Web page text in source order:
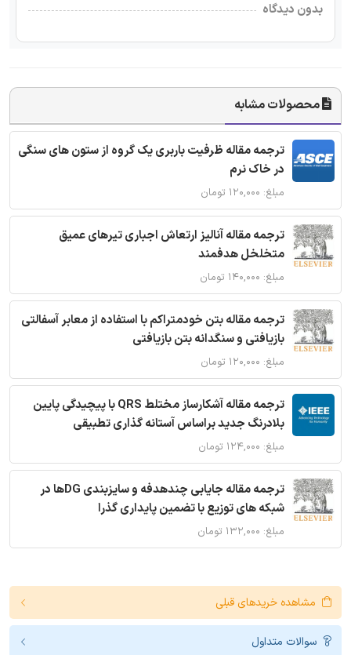
بدون دیدگاه
محصولات مشابه
ترجمه مقاله ظرفیت باربری یک گروه از ستون های سنگی
در خاک نرم
مبلغ: ۱۲۰,۰۰۰ تومان
ترجمه مقاله آنالیز ارتعاش اجباری تیرهای عمیق
متخلخل هدفمند
مبلغ: ۱۴۰,۰۰۰ تومان
ترجمه مقاله بتن خودمتراکم با استفاده از معابر آسفالتی
بازیافتی و سنگدانه بتن بازیافتی
مبلغ: ۱۲۰,۰۰۰ تومان
ترجمه مقاله آشکارساز مختلط QRS با پیچیدگی پایین
بلادرنگ جدید براساس آستانه گذاری تطبیقی
مبلغ: ۱۲۴,۰۰۰ تومان
ترجمه مقاله جایابی چندهدفه و سایزبندی DGها در
شبکه های توزیع با تضمین پایداری گذرا
مبلغ: ۱۳۲,۰۰۰ تومان
مشاهده خریدهای قبلی
سوالات متداول